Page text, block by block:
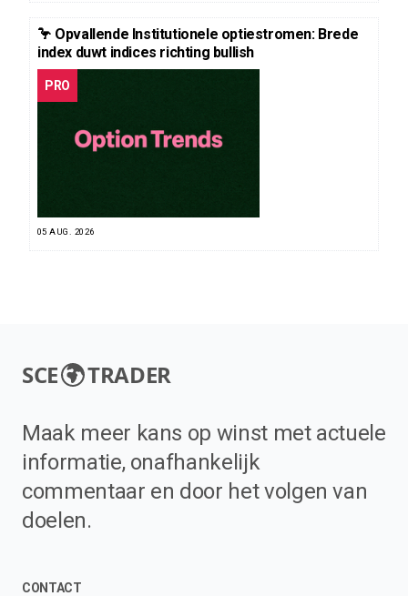
🦩 Opvallende Institutionele optiestromen: Brede
index duwt indices richting bullish
PRO
05 AUG. 2026
SCE TRADER
Maak meer kans op winst met actuele
informatie, onafhankelijk
commentaar en door het volgen van
doelen.
CONTACT